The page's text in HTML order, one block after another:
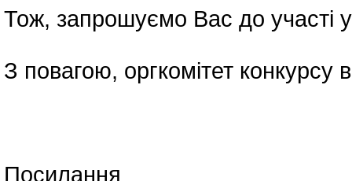
Тож, запрошуємо Вас до участі
З повагою, оргкомітет конкурсу
Посилання